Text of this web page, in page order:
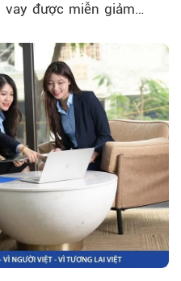
vay được miễn giảm